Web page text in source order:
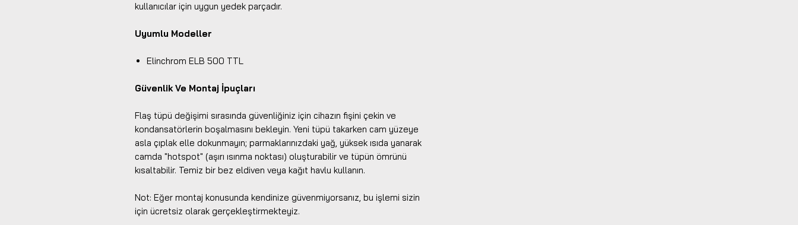
kullanıcılar için uygun yedek parçadır.
Uyumlu Modeller
Elinchrom ELB 500 TTL
Güvenlik Ve Montaj İpuçları
Flaş tüpü değişimi sırasında güvenliğiniz için cihazın fişini çekin ve
kondansatörlerin boşalmasını bekleyin. Yeni tüpü takarken cam yüzeye
asla çıplak elle dokunmayın; parmaklarınızdaki yağ, yüksek ısıda yanarak
camda "hotspot" (aşırı ısınma noktası) oluşturabilir ve tüpün ömrünü
kısaltabilir. Temiz bir bez eldiven veya kağıt havlu kullanın.
Not: Eğer montaj konusunda kendinize güvenmiyorsanız, bu işlemi sizin
için ücretsiz olarak gerçekleştirmekteyiz.